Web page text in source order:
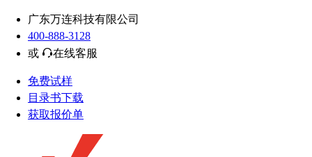
广东万连科技有限公司
400-888-3128
或
在线客服
免费试样
目录书下载
获取报价单